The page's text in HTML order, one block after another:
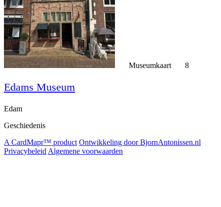
Museumkaart 8
Edams Museum
Edam
Geschiedenis
A CardMapr™ product Ontwikkeling door BjornAntonissen.nl
Privacybeleid Algemene voorwaarden